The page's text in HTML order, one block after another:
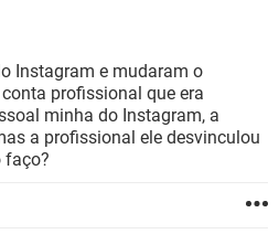
GMAIL
Instagram e mudaram o
profissional que era
minha do Instagram, a
a profissional ele desvinculou
faço?